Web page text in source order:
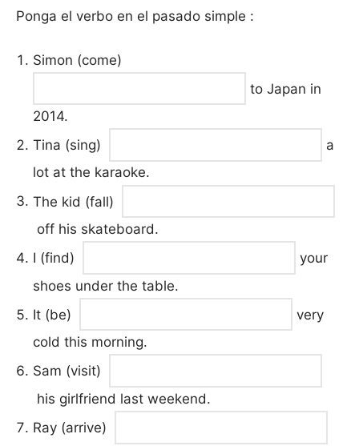
Ponga el verbo en el pasado simple :
Simon (come)
to Japan in
2014.
Tina (sing)
a
lot at the karaoke.
The kid (fall)
off his skateboard.
I (find)
your
shoes under the table.
It (be)
very
cold this morning.
Sam (visit)
his girlfriend last weekend.
Ray (arrive)